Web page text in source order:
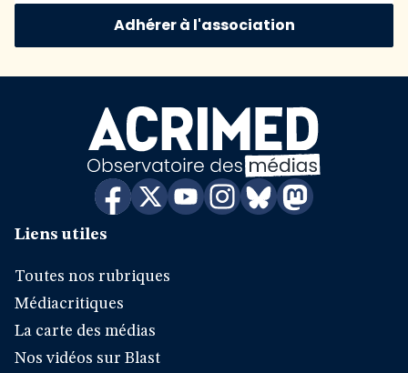
Adhérer à l'association
Liens utiles
Toutes nos rubriques
Médiacritiques
La carte des médias
Nos vidéos sur Blast